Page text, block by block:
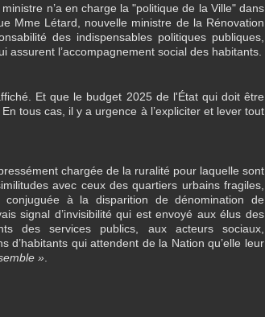
n’a en charge la "politique de la Ville" dans
Mme Létard, nouvelle ministre de la Rénovation
des indispensables politiques publiques,
l’accompagnement social des habitants.
Et que le budget 2025 de l'État qui doit être
tous cas, il y a urgence à l’expliciter et lever tout
chargée de la ruralité pour laquelle sont
avec ceux des quartiers urbains fragiles,
conjuguée à la disparition de dénomination de
signal d’invisibilité qui est envoyé aux élus des
des services publics, aux acteurs sociaux,
d’habitants qui attendent de la Nation qu’elle leur
»